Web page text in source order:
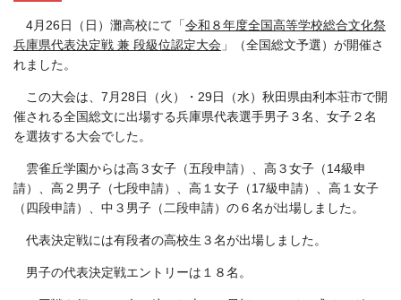
4月26日（日）灘高校にて「令和８年度全国高等学校総合文化祭
兵庫県代表決定戦 兼 段級位認定大会 」（全国総文予選）が開催さ
れました。
この大会は、7月28日（火）・29日（水）秋田県由利本荘市で開
催される全国総文に出場する兵庫県代表選手男子３名、女子２名
を選抜する大会でした。
雲雀丘学園からは高３女子（五段申請）、高３女子（14級申
請）、高２男子（七段申請）、高１女子（17級申請）、高１女子
（四段申請）、中３男子（二段申請）の６名が出場しました。
代表決定戦には有段者の高校生３名が出場しました。
男子の代表決定戦エントリーは１８名。